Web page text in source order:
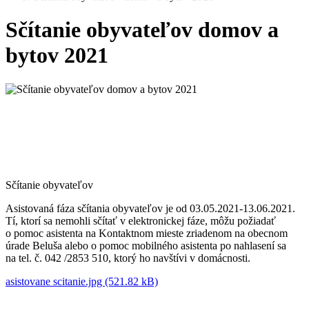
Sčítanie obyvateľov domov a
bytov 2021
Sčítanie obyvateľov
Asistovaná fáza sčítania obyvateľov je od 03.05.2021-13.06.2021.
Tí, ktorí sa nemohli sčítať v elektronickej fáze, môžu požiadať
o pomoc asistenta na Kontaktnom mieste zriadenom na obecnom
úrade Beluša alebo o pomoc mobilného asistenta po nahlasení sa
na tel. č. 042 /2853 510, ktorý ho navštívi v domácnosti.
asistovane scitanie.jpg (521.82 kB)